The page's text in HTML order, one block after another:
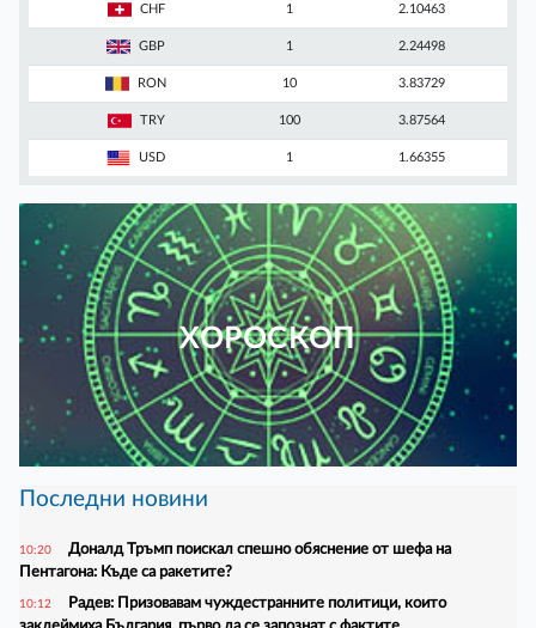
CHF 1 2.10463
GBP 1 2.24498
RON 10 3.83729
TRY 100 3.87564
USD 1 1.66355
ХОРОСКОП
Последни новини
10:20
Доналд Тръмп поискал спешно обяснение от шефа на
Пентагона: Къде са ракетите?
10:12
Радев: Призовавам чуждестранните политици, които